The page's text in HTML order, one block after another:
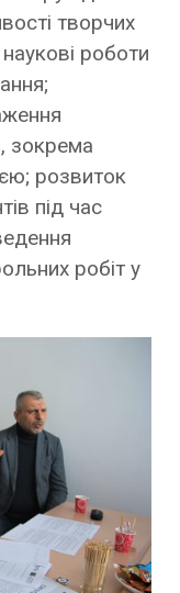
творчих
роботи
зокрема
розвиток
під час
робіт у